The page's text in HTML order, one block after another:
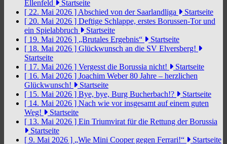
Ellenfeld
Startseite
[ 22. Mai 2026 ] Abschied von der Saarlandliga
Startseite
[ 20. Mai 2026 ] Deftige Schlappe, erstes Borussen-Tor und
ein Spielabbruch
Startseite
[ 19. Mai 2026 ] „Brutales Ergebnis“
Startseite
[ 18. Mai 2026 ] Glückwunsch an die SV Elversberg!
Startseite
[ 17. Mai 2026 ] Vergesst die Borussia nicht!
Startseite
[ 16. Mai 2026 ] Joachim Weber 80 Jahre – herzlichen
Glückwunsch!
Startseite
[ 15. Mai 2026 ] Bye, bye, Burg Bucherbach!?
Startseite
[ 14. Mai 2026 ] Nach wie vor insgesamt auf einem guten
Weg!
Startseite
[ 13. Mai 2026 ] Ein Triumvirat für die Rettung der Borussia
Startseite
[ 9. Mai 2026 ] „Wie Mini Cooper gegen Ferrari!“
Startseite